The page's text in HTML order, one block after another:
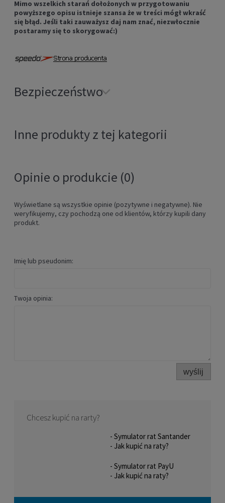
Mimo wszelkich starań dołożonych w przygotowaniu
powyższego opisu istnieje szansa że w treści mógł wkraść
się błąd. Jeśli taki zauważysz daj nam znać, niezwłocznie
postaramy się to skorygować:)
Bezpieczeństwo
Inne produkty z tej kategorii
Opinie o produkcie (0)
Wyświetlane są wszystkie opinie (pozytywne i negatywne). Nie
weryfikujemy, czy pochodzą one od klientów, którzy kupili dany
produkt.
Imię lub pseudonim:
Twoja opinia:
wyślij
Chcesz kupić na rarty?
- Symulator rat Santander
- Jak kupić na raty?
- Symulator rat PayU
- Jak kupić na raty?